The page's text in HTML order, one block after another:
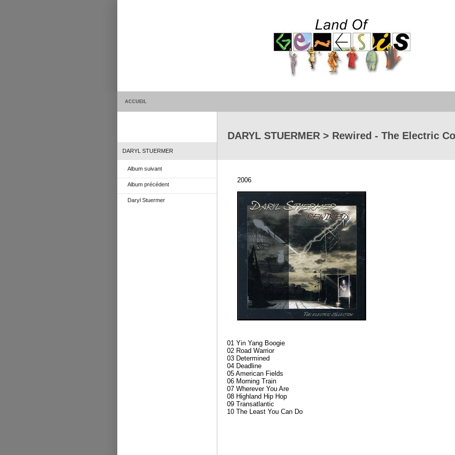
ACCUEIL
DARYL STUERMER
Album suivant
Album précédent
Daryl Stuermer
DARYL STUERMER > Rewired - The Electric
2006
01 Yin Yang Boogie
02 Road Warrior
03 Determined
04 Deadline
05 American Fields
06 Morning Train
07 Wherever You Are
08 Highland Hip Hop
09 Transatlantic
10 The Least You Can Do